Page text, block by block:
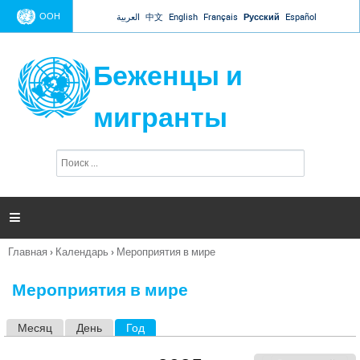
Jump to navigation
ООН العربية 中文 English Français Русский Español
Беженцы и
мигранты
п
и

Вы
Главная › Календарь › Мероприятия в мире
Мероприятия в мире
Месяц День Год